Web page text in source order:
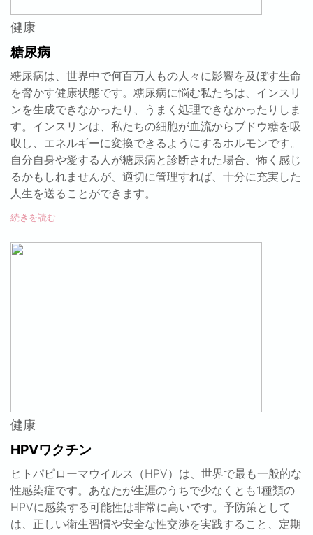
健康
糖尿病
糖尿病は、世界中で何百万人もの人々に影響を及ぼす生命
を脅かす健康状態です。糖尿病に悩む私たちは、インスリ
ンを生成できなかったり、うまく処理できなかったりしま
す。インスリンは、私たちの細胞が血流からブドウ糖を吸
収し、エネルギーに変換できるようにするホルモンです。
自分自身や愛する人が糖尿病と診断された場合、怖く感じ
るかもしれませんが、適切に管理すれば、十分に充実した
人生を送ることができます。
続きを読む
健康
HPVワクチン
ヒトパピローマウイルス（HPV）は、世界で最も一般的な
性感染症です。あなたが生涯のうちで少なくとも1種類の
HPVに感染する可能性は非常に高いです。予防策として
は、正しい衛生習慣や安全な性交渉を実践すること、定期